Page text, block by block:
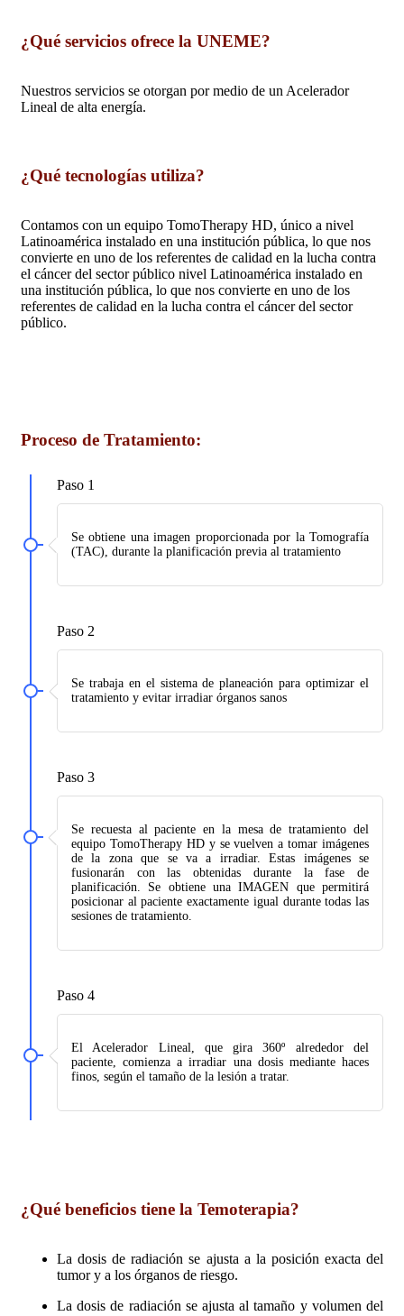
¿Qué servicios ofrece la UNEME?
Nuestros servicios se otorgan por medio de un Acelerador
Lineal de alta energía.
¿Qué tecnologías utiliza?
Contamos con un equipo TomoTherapy HD, único a nivel
Latinoamérica instalado en una institución pública, lo que nos
convierte en uno de los referentes de calidad en la lucha contra
el cáncer del sector público nivel Latinoamérica instalado en
una institución pública, lo que nos convierte en uno de los
referentes de calidad en la lucha contra el cáncer del sector
público.
Proceso de Tratamiento:
Paso 1
Se obtiene una imagen proporcionada por la Tomografía
(TAC), durante la planificación previa al tratamiento
Paso 2
Se trabaja en el sistema de planeación para optimizar el
tratamiento y evitar irradiar órganos sanos
Paso 3
Se recuesta al paciente en la mesa de tratamiento del
equipo TomoTherapy HD y se vuelven a tomar imágenes
de la zona que se va a irradiar. Estas imágenes se
fusionarán con las obtenidas durante la fase de
planificación. Se obtiene una IMAGEN que permitirá
posicionar al paciente exactamente igual durante todas las
sesiones de tratamiento.
Paso 4
El Acelerador Lineal, que gira 360º alrededor del
paciente, comienza a irradiar una dosis mediante haces
finos, según el tamaño de la lesión a tratar.
¿Qué beneficios tiene la Temoterapia?
La dosis de radiación se ajusta a la posición exacta del
tumor y a los órganos de riesgo.
La dosis de radiación se ajusta al tamaño y volumen del